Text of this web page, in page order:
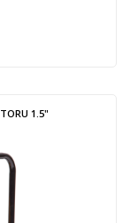
1.5"